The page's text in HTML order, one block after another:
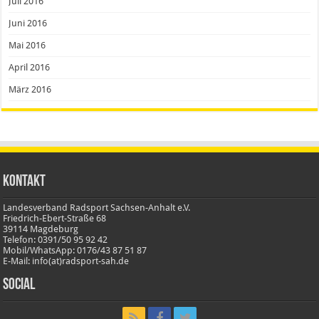
Juni 2016
Mai 2016
April 2016
März 2016
Kontakt
Landesverband Radsport Sachsen-Anhalt e.V.
Friedrich-Ebert-Straße 68
39114 Magdeburg
Telefon: 0391/50 95 92 42
Mobil/WhatsApp: 0176/43 87 51 87
E-Mail: info(at)radsport-sah.de
Social